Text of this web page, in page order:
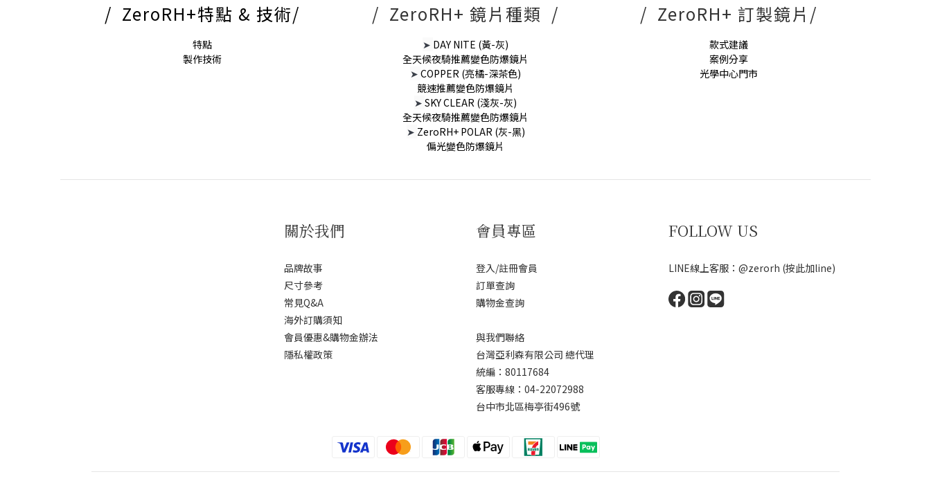
/ ZeroRH+特點 & 技術/
特點
製作技術
/ ZeroRH+ 鏡片種類 /
➤ DAY NITE (黃-灰)
全天候夜騎推薦變色防爆鏡片
➤ COPPER (亮橘-深茶色)
競速推薦變色防爆鏡片
➤ SKY CLEAR (淺灰-灰)
全天候夜騎推薦變色防爆鏡片
➤ ZeroRH+ POLAR (灰-黑)
偏光變色防爆鏡片
/ ZeroRH+ 訂製鏡片/
款式建議
案例分享
光學中心門市
關於我們
品牌故事
尺寸參考
常見Q&A
海外訂購須知
會員優惠&購物金辦法
隱私權政策
會員專區
登入/註冊會員
訂單查詢
購物金查詢
與我們聯絡
台灣亞利森有限公司 總代理
統編：80117684
客服專線：04-22072988
台中市北區梅亭街496號
FOLLOW US
LINE線上客服：@zerorh (按此加line)